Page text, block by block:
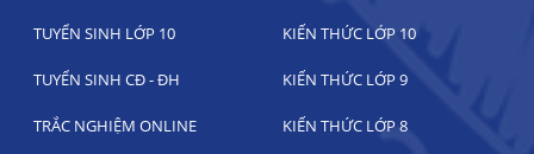
TUYỂN SINH LỚP 10 KIẾN THỨC LỚP 10
TUYỂN SINH CĐ - ĐH KIẾN THỨC LỚP 9
TRẮC NGHIỆM ONLINE KIẾN THỨC LỚP 8